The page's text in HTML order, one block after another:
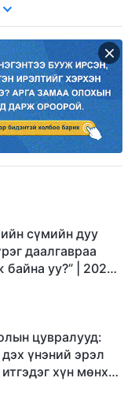
сүмийн дуу
даалгавраа
байна уу?” | 2026
цувралууд:
үнэний эрэл
итгэдэг хүн мөнх